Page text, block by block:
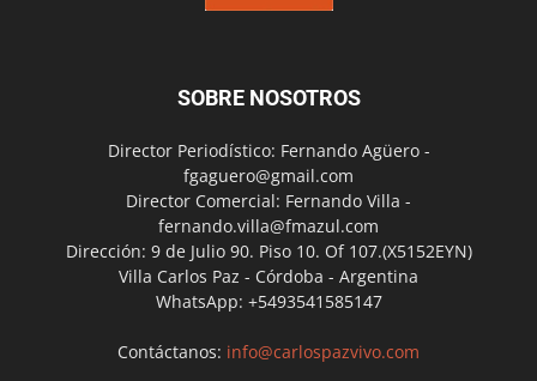
SOBRE NOSOTROS
Director Periodístico: Fernando Agüero -
fgaguero@gmail.com
Director Comercial: Fernando Villa -
fernando.villa@fmazul.com
Dirección: 9 de Julio 90. Piso 10. Of 107.(X5152EYN)
Villa Carlos Paz - Córdoba - Argentina
WhatsApp: +5493541585147
Contáctanos: info@carlospazvivo.com